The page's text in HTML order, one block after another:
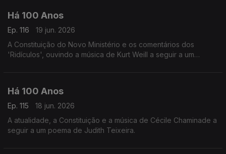
Há 100 Anos
Ep. 116
19 jun. 2026
A Constituição do Novo Ministério e os comentários dos
'Ridículos', ouvindo a música de Kurt Weill a seguir a um
Há 100 Anos
Ep. 115
18 jun. 2026
A atualidade, a Constituição e a música de Cécile Chaminade a
seguir a um poema de Judith Teixeira.